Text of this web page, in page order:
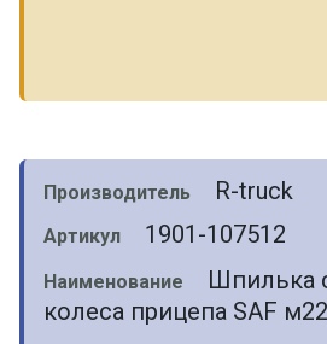
Производитель R-truck
Артикул 1901-107512
Наименование
Шпилька
колеса прицепа SAF